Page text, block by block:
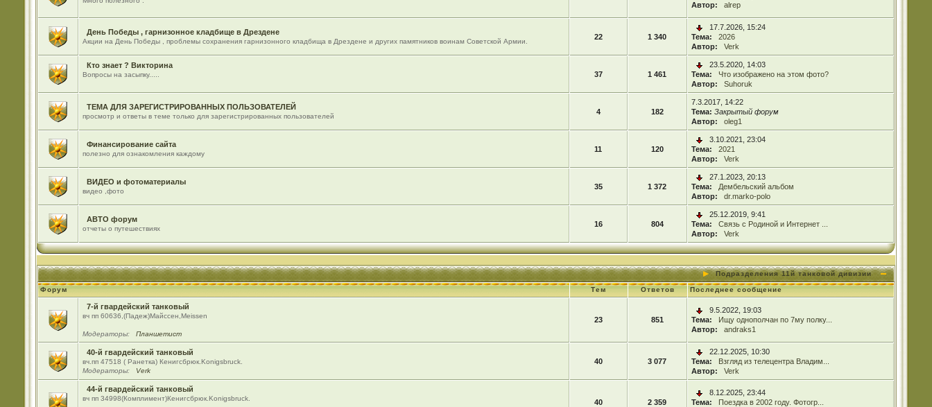
Автор:
alrep
День Победы , гарнизонное кладбище в Дрездене
Акции на День Победы , проблемы сохранения гарнизонного кладбища в Дрездене и других памятников воинам Советской Армии.
22 1 340
17.7.2026, 15:24
Тема:
2026
Автор:
Verk
Кто знает ? Викторина
Вопросы на засыпку..... 37 1 461
23.5.2020, 14:03
Тема:
Что изображено на этом фото?
Автор:
Suhoruk
ТЕМА ДЛЯ ЗАРЕГИСТРИРОВАННЫХ ПОЛЬЗОВАТЕЛЕЙ
просмотр и ответы в теме только для зарегистрированных пользователей
4 182
7.3.2017, 14:22
Тема: Закрытый форум
Автор:
oleg1
Финансирование сайта
полезно для ознакомления каждому
11 120
3.10.2021, 23:04
Тема:
2021
Автор:
Verk
ВИДЕО и фотоматериалы
видео ,фото
35 1 372
27.1.2023, 20:13
Тема:
Дембельский альбом
Автор:
dr.marko-polo
АВТО форум
отчеты о путешествиях
16 804
25.12.2019, 9:41
Тема:
Связь с Родиной и Интернет ...
Автор:
Verk
Подразделения 11й танковой дивизии
Форум Тем Ответов Последнее сообщение
7-й гвардейский танковый
вч пп 60636,(Падеж)Майсcен,Meissen
Модераторы: Планшетист
23 851
9.5.2022, 19:03
Тема:
Ищу однополчан по 7му полку...
Автор:
andraks1
40-й гвардейский танковый
вч.пп 47518 ( Ранетка) Кенигсбрюк.Konigsbruck.
Модераторы:
Verk
40 3 077
22.12.2025, 10:30
Тема:
Взгляд из телецентра Владим...
Автор:
Verk
44-й гвардейский танковый
вч пп 34998(Комплимент)Кенигсбрюк.Konigsbruck. 40 2 359
8.12.2025, 23:44
Тема:
Поездка в 2002 году. Фотогр...